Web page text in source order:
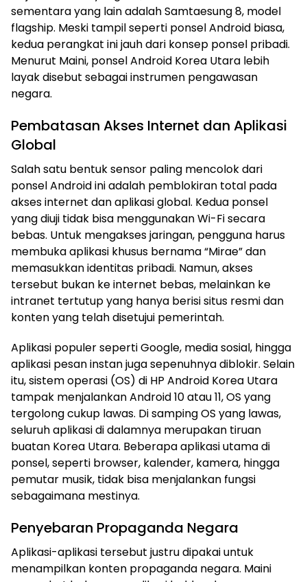
sementara yang lain adalah Samtaesung 8, model
flagship. Meski tampil seperti ponsel Android biasa,
kedua perangkat ini jauh dari konsep ponsel pribadi.
Menurut Maini, ponsel Android Korea Utara lebih
layak disebut sebagai instrumen pengawasan
negara.
Pembatasan Akses Internet dan Aplikasi
Global
Salah satu bentuk sensor paling mencolok dari
ponsel Android ini adalah pemblokiran total pada
akses internet dan aplikasi global. Kedua ponsel
yang diuji tidak bisa menggunakan Wi-Fi secara
bebas. Untuk mengakses jaringan, pengguna harus
membuka aplikasi khusus bernama “Mirae” dan
memasukkan identitas pribadi. Namun, akses
tersebut bukan ke internet bebas, melainkan ke
intranet tertutup yang hanya berisi situs resmi dan
konten yang telah disetujui pemerintah.
Aplikasi populer seperti Google, media sosial, hingga
aplikasi pesan instan juga sepenuhnya diblokir. Selain
itu, sistem operasi (OS) di HP Android Korea Utara
tampak menjalankan Android 10 atau 11, OS yang
tergolong cukup lawas. Di samping OS yang lawas,
seluruh aplikasi di dalamnya merupakan tiruan
buatan Korea Utara. Beberapa aplikasi utama di
ponsel, seperti browser, kalender, kamera, hingga
pemutar musik, tidak bisa menjalankan fungsi
sebagaimana mestinya.
Penyebaran Propaganda Negara
Aplikasi-aplikasi tersebut justru dipakai untuk
menampilkan konten propaganda negara. Maini